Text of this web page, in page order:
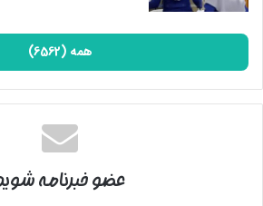
همه (6562)
عضو خبرنامه